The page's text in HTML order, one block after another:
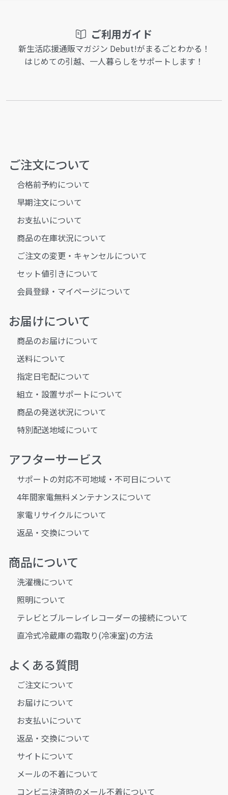
ご利用ガイド
新生活応援通販マガジン Debut!がまるごとわかる！
はじめての引越、一人暮らしをサポートします！
ご注文について
合格前予約について
早期注文について
お支払いについて
商品の在庫状況について
ご注文の変更・キャンセルについて
セット値引きについて
会員登録・マイページについて
お届けについて
商品のお届けについて
送料について
指定日宅配について
組立・設置サポートについて
商品の発送状況について
特別配送地域について
アフターサービス
サポートの対応不可地域・不可日について
4年間家電無料メンテナンスについて
家電リサイクルについて
返品・交換について
商品について
洗濯機について
照明について
テレビとブルーレイレコーダーの接続について
直冷式冷蔵庫の霜取り(冷凍室)の方法
よくある質問
ご注文について
お届けについて
お支払いについて
返品・交換について
サイトについて
メールの不着について
コンビニ決済時のメール不着について